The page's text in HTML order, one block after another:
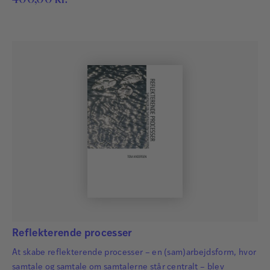
Jakob Hassing Pedersen er autoriseret psykolog,
Reflekterende processer
At skabe reflekterende processer – en (sam)arbejdsform, hvor
samtale og samtale om samtalerne står centralt – blev